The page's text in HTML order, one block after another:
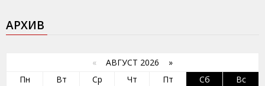
АРХИВ
« АВГУСТ 2026 »
Пн
Вт Ср Чт Пт Сб
Вс